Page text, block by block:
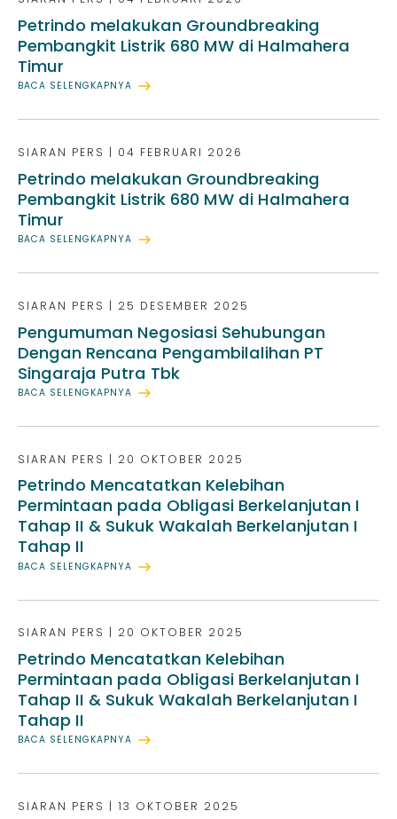
Petrindo melakukan Groundbreaking
Pembangkit Listrik 680 MW di Halmahera
Timur
BACA SELENGKAPNYA
SIARAN PERS | 04 FEBRUARI 2026
Petrindo melakukan Groundbreaking
Pembangkit Listrik 680 MW di Halmahera
Timur
BACA SELENGKAPNYA
SIARAN PERS | 25 DESEMBER 2025
Pengumuman Negosiasi Sehubungan
Dengan Rencana Pengambilalihan PT
Singaraja Putra Tbk
BACA SELENGKAPNYA
SIARAN PERS | 20 OKTOBER 2025
Petrindo Mencatatkan Kelebihan
Permintaan pada Obligasi Berkelanjutan I
Tahap II & Sukuk Wakalah Berkelanjutan I
Tahap II
BACA SELENGKAPNYA
SIARAN PERS | 20 OKTOBER 2025
Petrindo Mencatatkan Kelebihan
Permintaan pada Obligasi Berkelanjutan I
Tahap II & Sukuk Wakalah Berkelanjutan I
Tahap II
BACA SELENGKAPNYA
SIARAN PERS | 13 OKTOBER 2025